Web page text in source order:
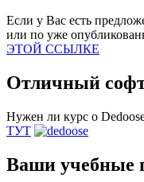
Если у Вас есть
или по уже
ЭТОЙ ССЫЛКЕ
Отличный
Нужен ли курс о
ТУТ
Ваши учебные